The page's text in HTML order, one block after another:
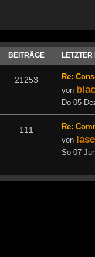
BEITRÄGE LETZTER
21253
Re:
von
Do 05
111
Re:
von
So 07